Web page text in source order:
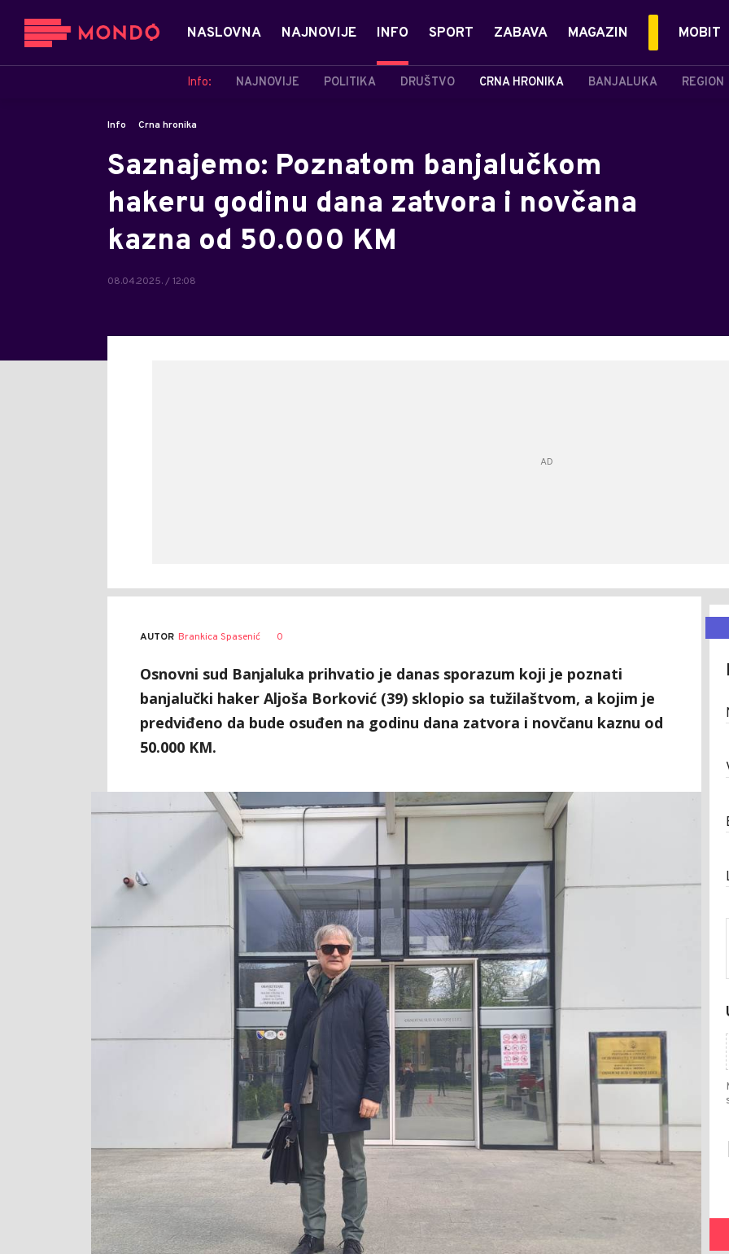
NASLOVNA NAJNOVIJE INFO
Info: NAJNOVIJE POLITIKA DRUŠTVO CRNA HRONIKA BANJALUKA REGION
SPORT ZABAVA MAGAZIN MOBIT
Info Crna hronika
Saznajemo: Poznatom banjalučkom
hakeru godinu dana zatvora i novčana
kazna od 50.000 KM
08.04.2025. / 12:08
AUTOR Brankica Spasenić 0
Osnovni sud Banjaluka prihvatio je danas sporazum koji je poznati
banjalučki haker Aljoša Borković (39) sklopio sa tužilaštvom, a kojim je
predviđeno da bude osuđen na godinu dana zatvora i novčanu kaznu od
50.000 KM.